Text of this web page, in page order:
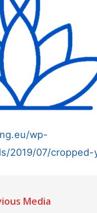
wp-
2019/07/cropped-
Media